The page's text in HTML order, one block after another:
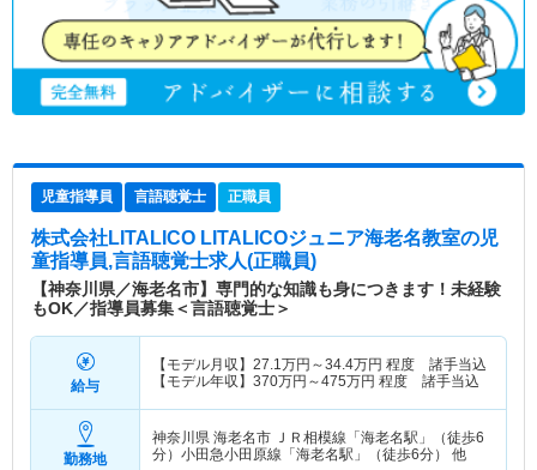
児童指導員 言語聴覚士 正職員
株式会社LITALICO LITALICOジュニア海老名教室の児
童指導員,言語聴覚士求人(正職員)
【神奈川県／海老名市】専門的な知識も身につきます！未経験
もOK／指導員募集＜言語聴覚士＞
給与
【モデル月収】 27.1万円～34.4万円 程度 諸手当込
【モデル年収】 370万円～475万円 程度 諸手当込
勤務地
神奈川県 海老名市 ＪＲ相模線「海老名駅」（徒歩6
分）小田急小田原線「海老名駅」（徒歩6分） 他